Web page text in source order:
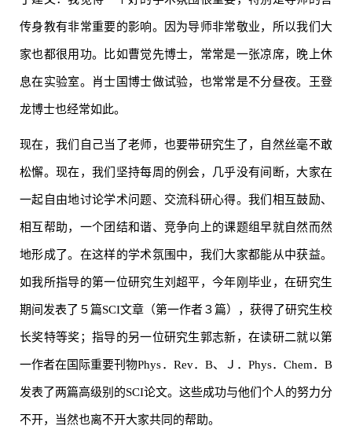
传身教有非常重要的影响。因为导师非常敬业，所以我们大
家也都很用功。比如曹觉先博士，常常是一张凉席，晚上休
息在实验室。肖士国博士做试验，也常常是不分昼夜。王登
龙博士也经常如此。
现在，我们自己当了老师，也要带研究生了，自然丝毫不敢
松懈。现在，我们坚持每周的例会，几乎没有间断，大家在
一起自由地讨论学术问题、交流科研心得。我们相互鼓励、
相互帮助，一个团结和谐、竞争向上的课题组早就自然而然
地形成了。在这样的学术氛围中，我们大家都能从中获益。
如我所指导的第一位研究生刘超平，今年刚毕业，在研究生
期间发表了５篇SCI文章（第一作者３篇），获得了研究生校
长奖特等奖；指导的另一位研究生郭志新，在读研二就以第
一作者在国际重要刊物Phys．Rev．B、Ｊ．Phys．Chem．B
发表了两篇高级别的SCI论文。这些成功与他们个人的努力分
不开，当然也离不开大家共同的帮助。